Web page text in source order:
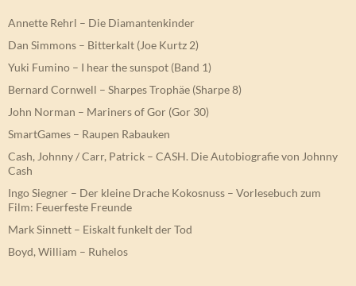
Annette Rehrl – Die Diamantenkinder
Dan Simmons – Bitterkalt (Joe Kurtz 2)
Yuki Fumino – I hear the sunspot (Band 1)
Bernard Cornwell – Sharpes Trophäe (Sharpe 8)
John Norman – Mariners of Gor (Gor 30)
SmartGames – Raupen Rabauken
Cash, Johnny / Carr, Patrick – CASH. Die Autobiografie von Johnny
Cash
Ingo Siegner – Der kleine Drache Kokosnuss – Vorlesebuch zum
Film: Feuerfeste Freunde
Mark Sinnett – Eiskalt funkelt der Tod
Boyd, William – Ruhelos